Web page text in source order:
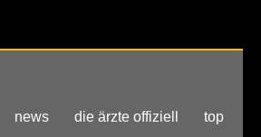
news die ärzte offiziell top